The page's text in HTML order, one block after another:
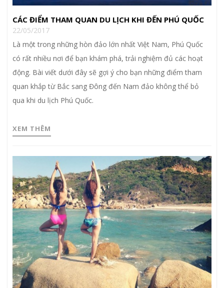
CÁC ĐIỂM THAM QUAN DU LỊCH KHI ĐẾN PHÚ QUỐC
22/05/2017
Là một trong những hòn đảo lớn nhất Việt Nam, Phú Quốc
có rất nhiều nơi để bạn khám phá, trải nghiệm đủ các hoạt
động. Bài viết dưới đây sẽ gợi ý cho bạn những điểm tham
quan khắp từ Bắc sang Đông đến Nam đảo không thể bỏ
qua khi du lịch Phú Quốc.
XEM THÊM